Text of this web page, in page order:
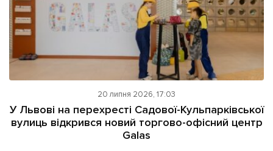
20 липня 2026, 17:03
У Львові на перехресті Садової-Кульпарківської
вулиць відкрився новий торгово-офісний центр
Galas